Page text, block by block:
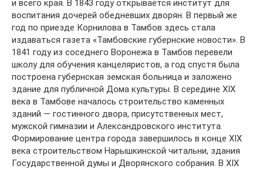
и всего края. В 1843 году открывается институт для
воспитания дочерей обедневших дворян. В первый же
год по приезде Корнилова в Тамбов здесь стала
издаваться газета «Тамбовские губернские новости». В
1841 году из соседнего Воронежа в Тамбов перевели
школу для обучения канцеляристов, а год спустя была
построена губернская земская больница и заложено
здание для публичной Дома культуры. В середине XIX
века в Тамбове началось строительство каменных
зданий — гостинного двора, присутственных мест,
мужской гимназии и Александровского института.
Формирование центра города завершилось в конце XIX
века строительством Нарышкинской читальни, здания
Государственной думы и Дворянского собрания. В XIX